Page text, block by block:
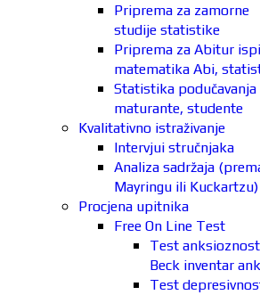
Priprema za zamorne
studije statistike
Priprema za Abitur
matematika Abi,
Statistika podučavanja
maturante, studente
Kvalitativno istraživanje
Intervjui stručnjaka
Analiza sadržaja
Mayringu ili Kuckartzu)
Procjena upitnika
Free On Line Test
Test
Beck inventar
Test